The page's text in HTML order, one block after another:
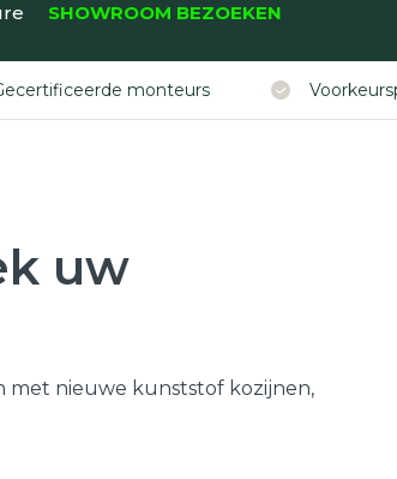
SHOWROOM BEZOEKEN
monteurs
uw
met nieuwe kunststof kozijnen,
kozijnen, -deuren,
Samenstellen